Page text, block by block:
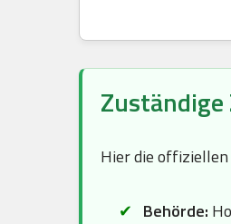
Zuständige
Hier die
Behörde: